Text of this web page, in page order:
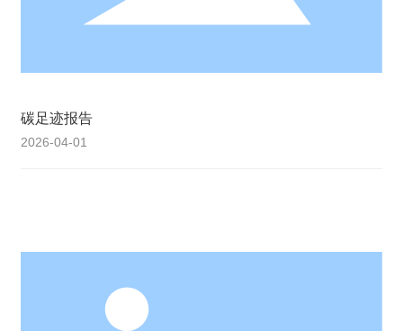
碳足迹报告
2026-04-01